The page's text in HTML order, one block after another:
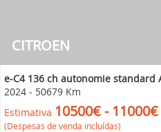
CITROEN
e-C4 136 ch autonomie standard
2024 - 50679 Km
Estimativa 10500€ - 11000€
(Despesas de venda incluídas)